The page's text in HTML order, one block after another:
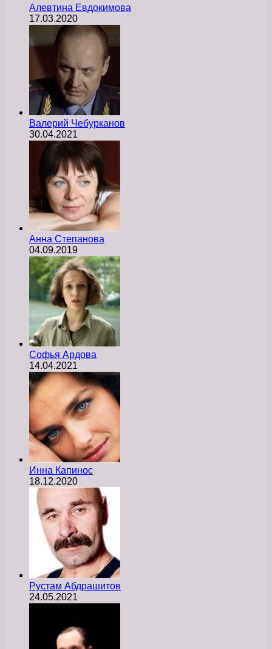
Алевтина Евдокимова
17.03.2020
Валерий Чебурканов
30.04.2021
Анна Степанова
04.09.2019
Софья Ардова
14.04.2021
Инна Капинос
18.12.2020
Рустам Абдрашитов
24.05.2021